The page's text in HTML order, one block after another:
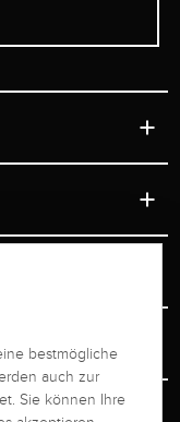
bestmögliche
auch zur
Sie können Ihre